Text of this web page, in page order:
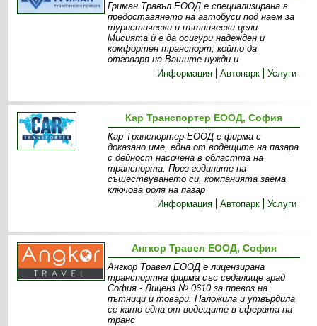
Гриман Травъл ЕООД е специализирана в
предоставянето на автобуси под наем за
туристически и пътнически цели.
Мисията ѝ е да осигури надежден и
комфортен транспорт, който да
отговаря на Вашите нужди и
Информация
Автопарк Услуги
Кар Транспортер ЕООД, София
Кар Транспортер ЕООД е фирма с
доказано име, една от водещите на пазара
с дейност насочена в областта на
транспорта. През годините на
съществуването си, компанията заема
ключова роля на пазар
Информация
Автопарк Услуги
Ангкор Травел ЕООД, София
Ангкор Травел ЕООД е лицензирана
транспортна фирма със седалище град
София - Лиценз № 0610 за превоз на
пътници и товари. Наложила и утвърдила
се като една от водещите в сферата на
транс